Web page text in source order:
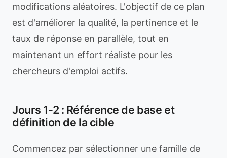
modifications aléatoires. L'objectif de ce plan
est d'améliorer la qualité, la pertinence et le
taux de réponse en parallèle, tout en
maintenant un effort réaliste pour les
chercheurs d'emploi actifs.
Jours 1-2 : Référence de base et
définition de la cible
Commencez par sélectionner une famille de